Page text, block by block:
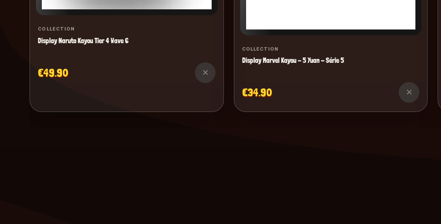
COLLECTION
Display Naruto Kayou Tier 4 Wave 6
€49.90 ×
COLLECTION
Display Marvel Kayou - 5 Yuan - Série 5
€34.90 ×